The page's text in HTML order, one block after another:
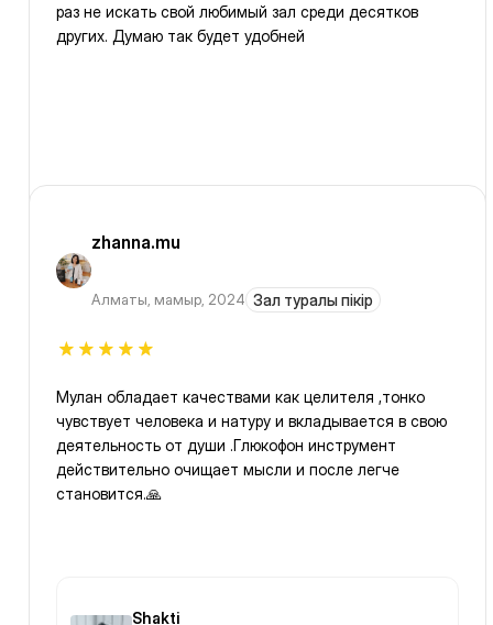
раз не искать свой любимый зал среди десятков
других. Думаю так будет удобней
zhanna.mu
Алматы, мамыр, 2024 Зал туралы пікір
Мулан обладает качествами как целителя ,тонко
чувствует человека и натуру и вкладывается в свою
деятельность от души .Глюкофон инструмент
действительно очищает мысли и после легче
становится.🙏
Shakti